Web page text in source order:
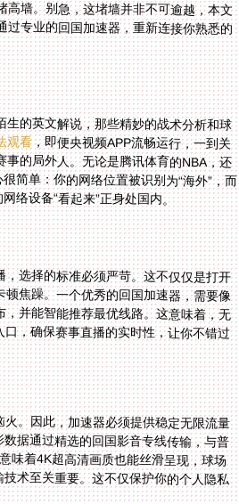
生的英文解说，那些精妙的战术分析和球
观看，即便央视频APP流畅运行，一到关
键比赛直播，画面便戛然而止。这种体验的割裂感，让身处海外的你仿佛成了赛事的局外人。无论是腾讯体育的NBA，还
是咪咕视频的中超，抑或是爱奇艺的网球大赛，这堵“墙”始终存在。问题的核心很简单：你的网络位置被识别为“海外”，而
络设备“看起来”正身处国内。
选择的标准必须严苛。这不仅仅是打开
焦躁。一个优秀的回国加速器，需要像
并能智能推荐最优线路。这意味着，无
，确保赛事直播的实时性，让你不错过
。因此，加速器必须提供稳定无限流量
据通过精选的回国影音专线传输，与普
味着4K超高清画质也能丝滑呈现，球场
术至关重要。这不仅保护你的个人隐私